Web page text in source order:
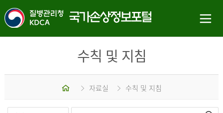
수칙 및 지침
자료실 수칙 및 지침